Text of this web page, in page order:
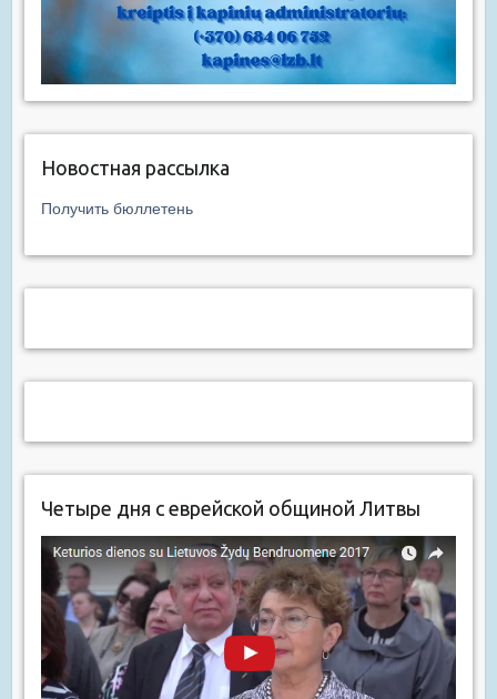
Новостная рассылка
Получить бюллетень
Четыре дня с еврейской общиной Литвы